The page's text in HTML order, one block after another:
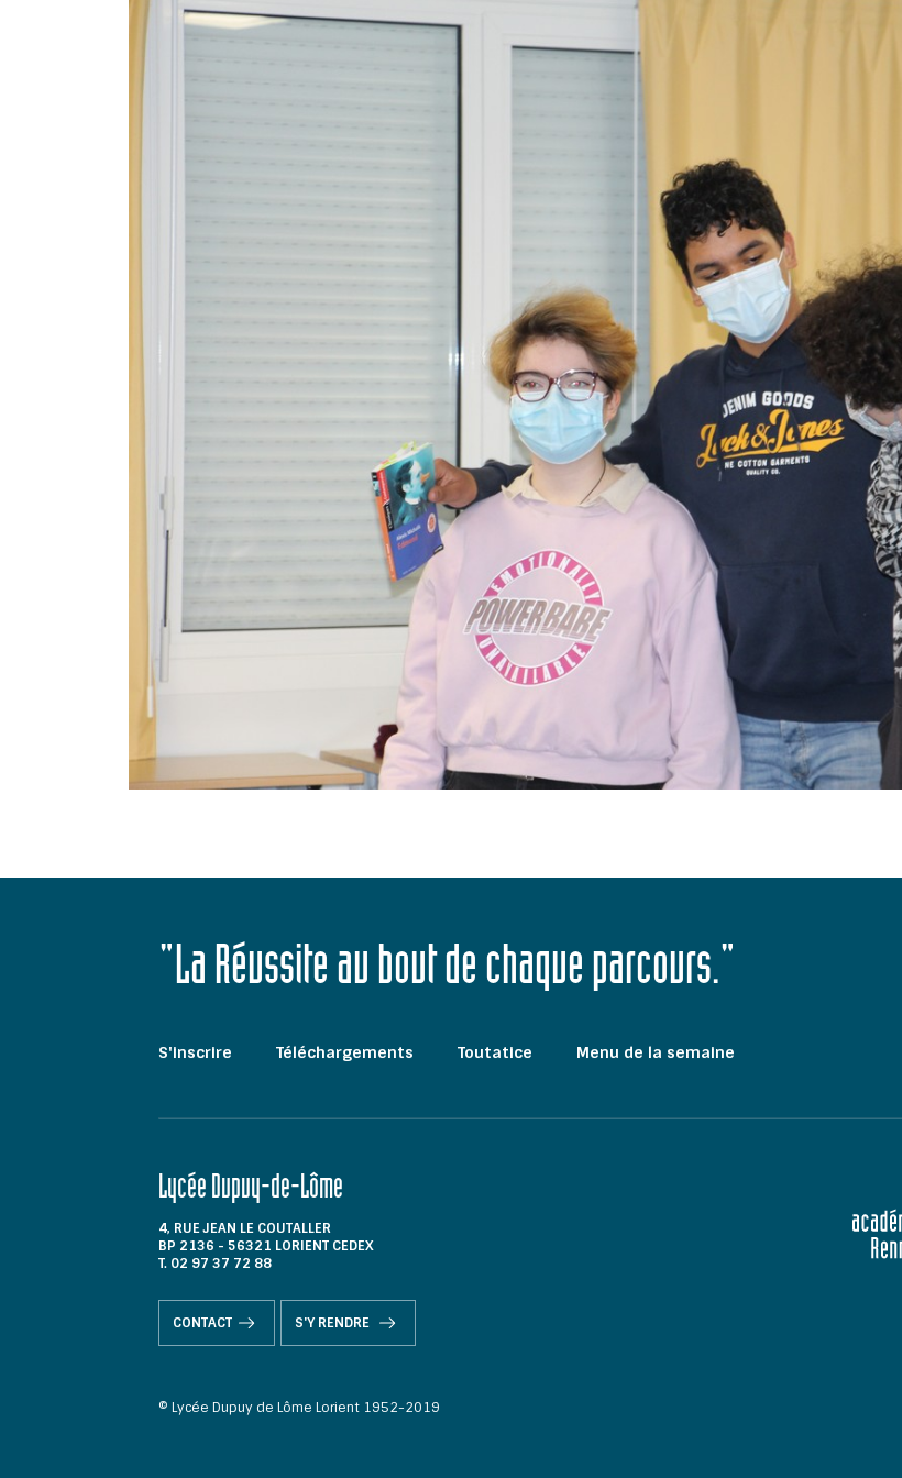
"La Réussite au bout de chaque parcours."
S'inscrire Téléchargements Toutatice Menu de la semaine
Lycée Dupuy-de-Lôme
4, RUE JEAN LE COUTALLER
BP 2136 - 56321 LORIENT CEDEX
T. 02 97 37 72 88
CONTACT S'Y RENDRE
© Lycée Dupuy de Lôme Lorient 1952-2019